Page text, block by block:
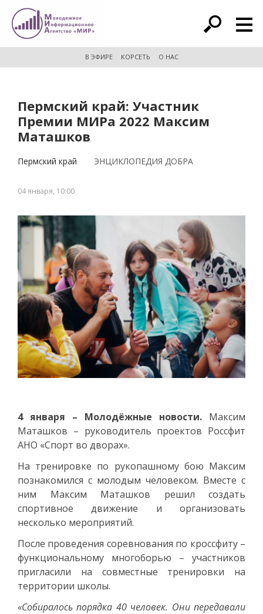
расширенный поиск
В ЭФИРЕ КОРСЕТЬ О НАС
Пермский край: Участник
Премии МИРа 2022 Максим
Маташков
Пермский край ЭНЦИКЛОПЕДИЯ ДОБРА
04 января, 10:00
4 января – Молодёжные новости. Максим
Маташков – руководитель проектов Россфит
АНО «Спорт во дворах».
На тренировке по рукопашному бою Максим
познакомился с молодым человеком. Вместе с
ним Максим Маташков решил создать
спортивное движение и организовать
несколько мероприятий.
После проведения соревнования по кроссфиту –
функциональному многоборью – участников
пригласили на совместные тренировки на
территории школы.
«Собиралось порядка 40 человек. Они передавали